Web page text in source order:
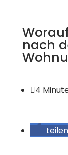
nach
4
teilen